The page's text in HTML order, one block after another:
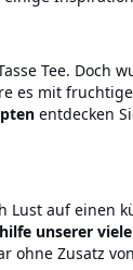
Tee. Doch
es mit
entdecken
Lust auf einen
unserer
ohne Zusatz